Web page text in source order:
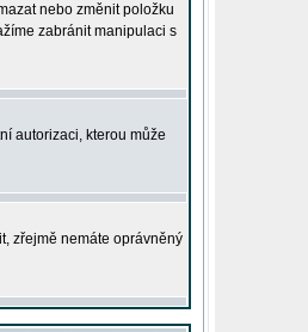
nebo změnit položku
zabránit manipulaci s
autorizaci, kterou může
zřejmě nemáte oprávněný